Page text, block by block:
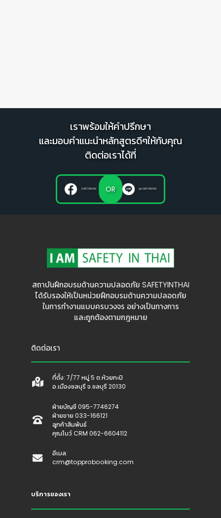
เราพร้อมให้คำปรึกษา
และมอบคำแนะนำหลักสูตรดีๆให้กับคุณ
ติดต่อเราได้ที่
SAFETYINTHAI OR @SAFETYINTHAI
สถาบันฝึกอบรมด้านความปลอดภัย SAFETYINTHAI
ได้รับรองให้เป็นหน่วยฝึกอบรมด้านความปลอดภัย
ในการทำงานแบบครบวงจร อย่างเป็นทางการ
และถูกต้องตามกฎหมาย
ติดต่อเรา
ที่ตั้ง: 7/77 หมู่ 5 ต.ห้วยกะปิ
อ.เมืองชลบุรี จ.ชลบุรี 20130
ฝ่ายบัญชี 095-7746274
ฝ่ายขาย 033-166121
ลูกค้าสัมพันธ์
คุณโบว์ CRM 062-6604112
อีเมล:
crm@topprobooking.com
บริการของเรา